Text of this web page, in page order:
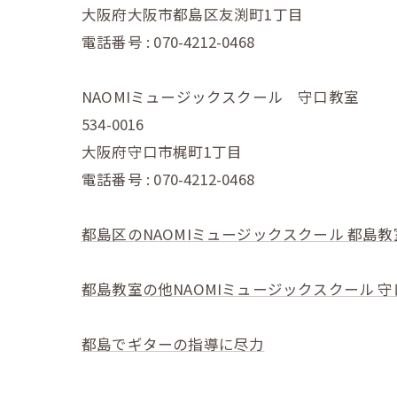
大阪府大阪市都島区友渕町1丁目
電話番号 : 070-4212-0468
NAOMIミュージックスクール 守口教室
534-0016
大阪府守口市梶町1丁目
電話番号 : 070-4212-0468
都島区のNAOMIミュージックスクール 都島教
都島教室の他NAOMIミュージックスクール
都島でギターの指導に尽力